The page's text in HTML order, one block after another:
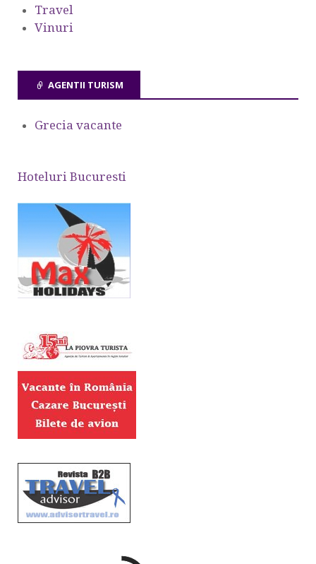
Travel
Vinuri
AGENTII TURISM
Grecia vacante
Hoteluri Bucuresti